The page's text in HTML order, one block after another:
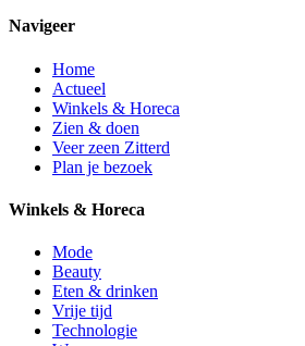
Navigeer
Home
Actueel
Winkels & Horeca
Zien & doen
Veer zeen Zitterd
Plan je bezoek
Winkels & Horeca
Mode
Beauty
Eten & drinken
Vrije tijd
Technologie